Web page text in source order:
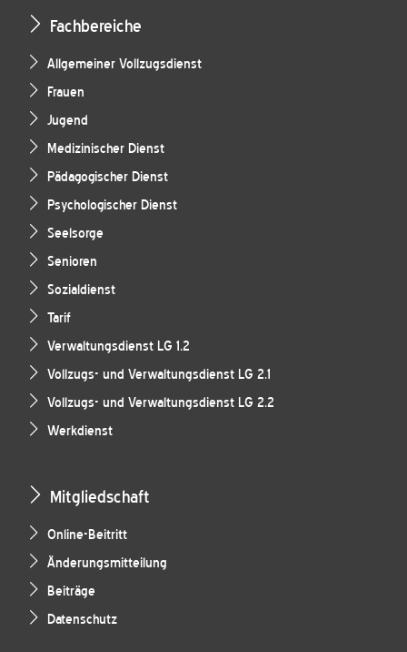
Fachbereiche
Allgemeiner Vollzugsdienst
Frauen
Jugend
Medizinischer Dienst
Pädagogischer Dienst
Psychologischer Dienst
Seelsorge
Senioren
Sozialdienst
Tarif
Verwaltungsdienst LG 1.2
Vollzugs- und Verwaltungsdienst LG 2.1
Vollzugs- und Verwaltungsdienst LG 2.2
Werkdienst
Mitgliedschaft
Online-Beitritt
Änderungsmitteilung
Beiträge
Datenschutz